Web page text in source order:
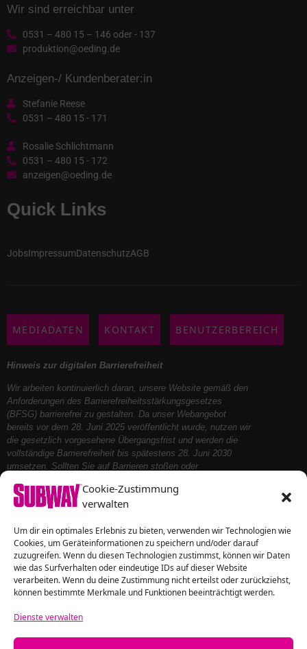
Cookie-Zustimmung
verwalten
Um dir ein optimales Erlebnis zu bieten, verwenden wir Technologien wie
Cookies, um Geräteinformationen zu speichern und/oder darauf
zuzugreifen. Wenn du diesen Technologien zustimmst, können wir Daten
wie das Surfverhalten oder eindeutige IDs auf dieser Website
verarbeiten. Wenn du deine Zustimmung nicht erteilst oder zurückziehst,
können bestimmte Merkmale und Funktionen beeinträchtigt werden.
Dienste verwalten
Wir sind erreichbar unter
0531 – 480 15 – 146 oder - 137
produktion@oeding.de
Anzeigen-/ Kundenberater:in
Stefanie Reese
0531 – 480 15 - 171
Rosalie Schlichtmann
0531 – 480 15 - 172
anzeigen@oeding.de
Quick Links
JobsImpressumDatenschutzAGB
MEDIADATEN KONTAKT BENUTZERBEREICH
Hinweis zur digitalen Barrierefreiheit
Wir arbeiten kontinuierlich daran, unsere Website gemäß den
Anforderungen des Barrierefreiheitsstärkungsgesetzes
(BFSG) barrierefrei zu gestalten. Da unser Webangebot
bereits vor dem 28. Juni 2025 veröffentlicht wurde, nutzen wir
die gesetzlich vorgesehene Übergangsfrist und werden die
vollständige Barrierefreiheit bis spätestens 28. Juni 2030
umsetzen. Sollten Sie auf Barrieren stoßen oder
helfen Ihnen gerne weiter.
Folge uns auf